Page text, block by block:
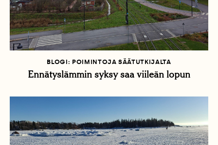
BLOGI: POIMINTOJA SÄÄTUTKIJALTA
Ennätyslämmin syksy saa viileän lopun